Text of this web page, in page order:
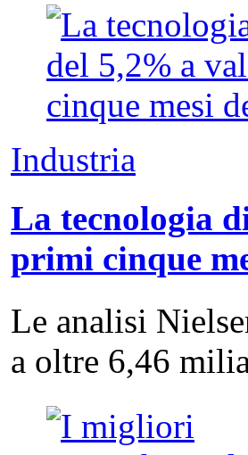
Industria
La tecnologia
primi cinque
Le analisi
a oltre 6,46